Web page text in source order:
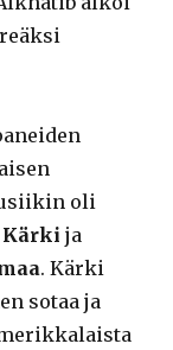
oli
Kärki ja
. Kärki
sotaa ja